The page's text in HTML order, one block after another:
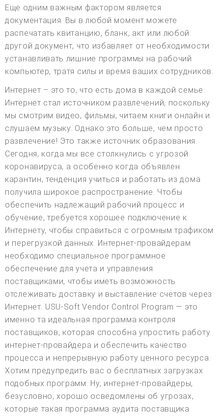
Еще одним важным фактором является
документация. Вы в любой момент можете
распечатать квитанцию, бланк, акт или любой
другой документ, что избавляет от необходимости
устанавливать лишние программы на рабочий
компьютер, тратя силы и время ваших сотрудников.
Интернет – это то, что есть дома в каждой семье.
Интернет стал источником развлечений, поскольку
мы смотрим видео, фильмы, читаем книги онлайн и
слушаем музыку. Однако это больше, чем просто
развлечение! Это также источник образования.
Сегодня, когда мы все столкнулись с угрозой
коронавируса, а особенно когда объявлен
карантин, тенденция учиться и работать из дома
получила широкое распространение. Чтобы
обеспечить надлежащий рабочий процесс и
обучение, требуется хорошее подключение к
Интернету, чтобы справиться с огромным трафиком
и перегрузкой данных. Интернет-провайдерам
необходимо специальное программное
обеспечение для учета и управления
поставщиками, чтобы иметь возможность
отслеживать доставку и выставление счетов через
Интернет. USU-Soft Vendor Control Program — это
именно та идеальная программа контроля
поставщиков, которая способна упростить работу
интернет-провайдера и обеспечить качество
процесса и непрерывную работу ценного ресурса.
Хотим предупредить вас о бесплатных загрузках
подобных программ. Ну, интернет-провайдеры,
безусловно, хорошо осведомлены об угрозах,
которые такая программа аудита поставщика